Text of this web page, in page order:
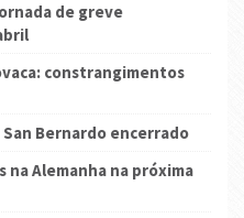
de greve
constrangimentos
San Bernardo encerrado
na Alemanha na próxima